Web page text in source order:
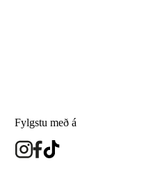
Fylgstu með á